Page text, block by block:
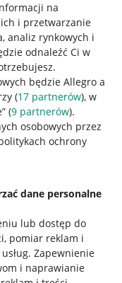
na
i przetwarzanie
analiz rynkowych i
odnaleźć Ci w
będzie Allegro a
(17 partnerów), w
(9 partnerów).
osobowych przez
ochrony
dane personalne
lub dostęp do
pomiar reklam i
. Zapewnienie
i naprawianie